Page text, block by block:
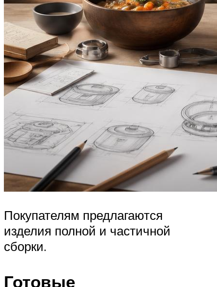
Покупателям предлагаются
изделия полной и частичной
сборки.
Готовые